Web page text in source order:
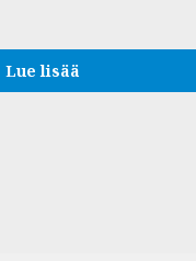
Lue lisää